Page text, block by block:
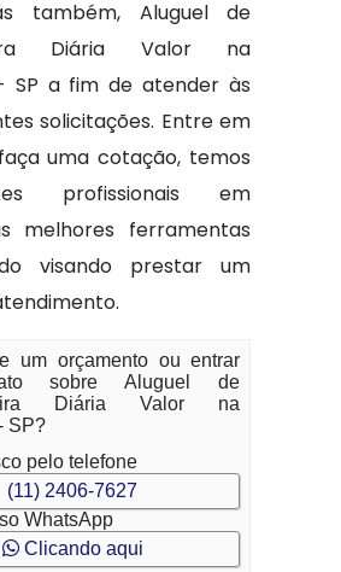
também, Aluguel de
Diária Valor na
SP a fim de atender às
solicitações. Entre em
uma cotação, temos
profissionais em
melhores ferramentas
visando prestar um
um orçamento ou entrar
sobre Aluguel de
Diária Valor na
SP?
pelo telefone
(11) 2406-7627
WhatsApp
Clicando aqui